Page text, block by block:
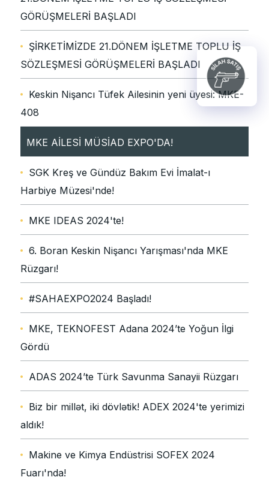
GÖRÜŞMELERİ BAŞLADI
ŞİRKETİMİZDE 21.DÖNEM İŞLETME TOPLU İŞ
SÖZLEŞMESİ GÖRÜŞMELERİ BAŞLADI
Keskin Nişancı Tüfek Ailesinin yeni üyesi: MKE-
408
MKE AİLESİ MÜSİAD EXPO'DA!
SGK Kreş ve Gündüz Bakım Evi İmalat-ı
Harbiye Müzesi'nde!
MKE IDEAS 2024'te!
6. Boran Keskin Nişancı Yarışması'nda MKE
Rüzgarı!
#SAHAEXPO2024 Başladı!
MKE, TEKNOFEST Adana 2024’te Yoğun İlgi
Gördü
ADAS 2024’te Türk Savunma Sanayii Rüzgarı
Biz bir millət, iki dövlətik! ADEX 2024'te yerimizi
aldık!
Makine ve Kimya Endüstrisi SOFEX 2024
Fuarı'nda!